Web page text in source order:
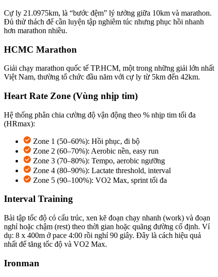
Cự ly 21.0975km, là “bước đệm” lý tưởng giữa 10km và marathon.
Đủ thử thách để cần luyện tập nghiêm túc nhưng phục hồi nhanh
hơn marathon nhiều.
HCMC Marathon
Giải chạy marathon quốc tế TP.HCM, một trong những giải lớn nhất
Việt Nam, thường tổ chức đầu năm với cự ly từ 5km đến 42km.
Heart Rate Zone (Vùng nhịp tim)
Hệ thống phân chia cường độ vận động theo % nhịp tim tối đa
(HRmax):
Zone 1 (50–60%): Hồi phục, đi bộ
Zone 2 (60–70%): Aerobic nền, easy run
Zone 3 (70–80%): Tempo, aerobic ngưỡng
Zone 4 (80–90%): Lactate threshold, interval
Zone 5 (90–100%): VO2 Max, sprint tối đa
Interval Training
Bài tập tốc độ có cấu trúc, xen kẽ đoạn chạy nhanh (work) và đoạn
nghỉ hoặc chậm (rest) theo thời gian hoặc quãng đường cố định. Ví
dụ: 8 x 400m ở pace 4:00 rồi nghỉ 90 giây. Đây là cách hiệu quả
nhất để tăng tốc độ và VO2 Max.
Ironman